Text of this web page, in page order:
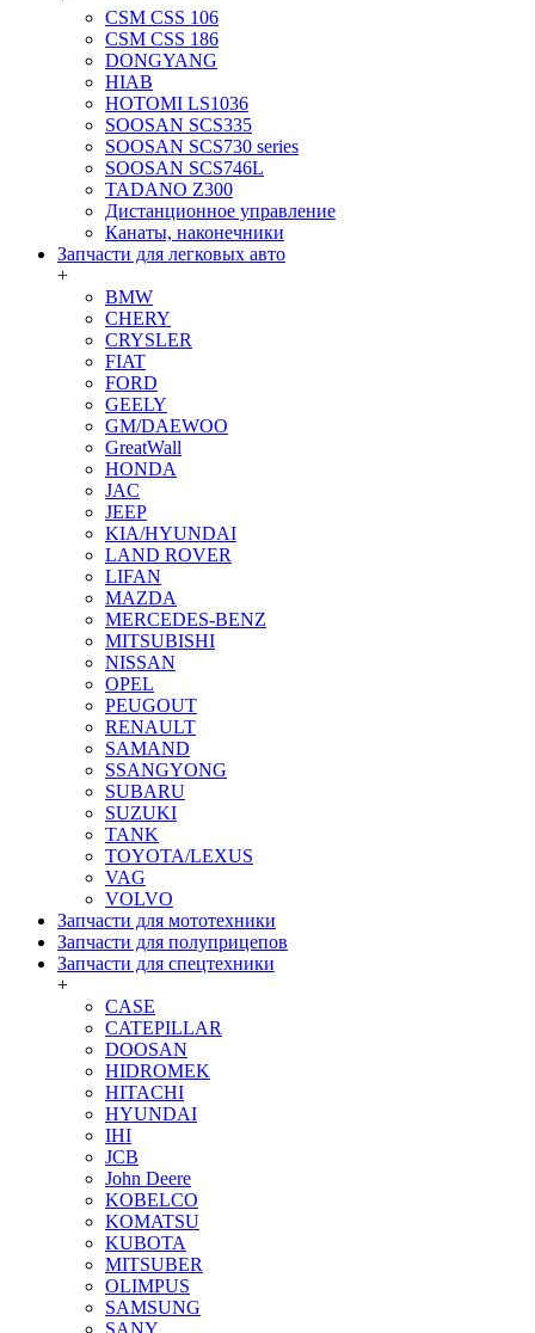
CSM CSS 106
CSM CSS 186
DONGYANG
HIAB
HOTOMI LS1036
SOOSAN SCS335
SOOSAN SCS730 series
SOOSAN SCS746L
TADANO Z300
Дистанционное управление
Канаты, наконечники
Запчасти для легковых авто
+
BMW
CHERY
CRYSLER
FIAT
FORD
GEELY
GM/DAEWOO
GreatWall
HONDA
JAC
JEEP
KIA/HYUNDAI
LAND ROVER
LIFAN
MAZDA
MERCEDES-BENZ
MITSUBISHI
NISSAN
OPEL
PEUGOUT
RENAULT
SAMAND
SSANGYONG
SUBARU
SUZUKI
TANK
TOYOTA/LEXUS
VAG
VOLVO
Запчасти для мототехники
Запчасти для полуприцепов
Запчасти для спецтехники
+
CASE
CATEPILLAR
DOOSAN
HIDROMEK
HITACHI
HYUNDAI
IHI
JCB
John Deere
KOBELCO
KOMATSU
KUBOTA
MITSUBER
OLIMPUS
SAMSUNG